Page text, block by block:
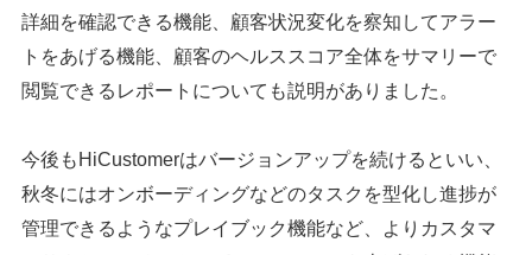
詳細を確認できる機能、顧客状況変化を察知してアラー
トをあげる機能、顧客のヘルススコア全体をサマリーで
閲覧できるレポートについても説明がありました。
今後もHiCustomerはバージョンアップを続けるといい、
秋冬にはオンボーディングなどのタスクを型化し進捗が
管理できるようなプレイブック機能など、よりカスタマ